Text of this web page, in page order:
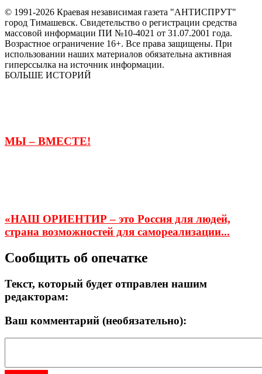
© 1991-2026 Краевая независимая газета "АНТИСПРУТ"
город Тимашевск. Свидетельство о регистрации средства
массовой информации ПИ №10-4021 от 31.07.2001 года.
Возрастное ограничение 16+. Все права защищены. При
использовании наших материалов обязательна активная
гиперссылка на источник информации.
БОЛЬШЕ ИСТОРИЙ
МЫ – ВМЕСТЕ!
«НАШ ОРИЕНТИР – это Россия для людей,
страна возможностей для самореализации...
Сообщить об опечатке
Текст, который будет отправлен нашим
редакторам:
Ваш комментарий (необязательно):